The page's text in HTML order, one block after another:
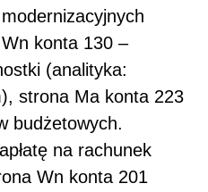
konta 130 –
(analityka:
strona Ma konta 223
budżetowych.
na rachunek
Wn konta 201